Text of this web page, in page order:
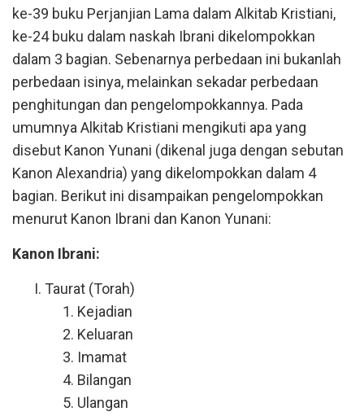
ke-39 buku Perjanjian Lama dalam Alkitab Kristiani,
ke-24 buku dalam naskah Ibrani dikelompokkan
dalam 3 bagian. Sebenarnya perbedaan ini bukanlah
perbedaan isinya, melainkan sekadar perbedaan
penghitungan dan pengelompokkannya. Pada
umumnya Alkitab Kristiani mengikuti apa yang
disebut Kanon Yunani (dikenal juga dengan sebutan
Kanon Alexandria) yang dikelompokkan dalam 4
bagian. Berikut ini disampaikan pengelompokkan
menurut Kanon Ibrani dan Kanon Yunani:
Kanon Ibrani:
Taurat (Torah)
Kejadian
Keluaran
Imamat
Bilangan
Ulangan